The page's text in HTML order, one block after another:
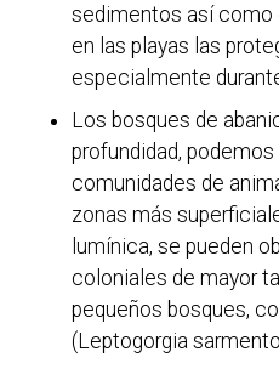
sedimentos así como
en las playas las
especialmente
Los bosques de
profundidad,
comunidades de
zonas más
lumínica, se pueden
coloniales de mayor
pequeños bosques,
(Leptogorgia